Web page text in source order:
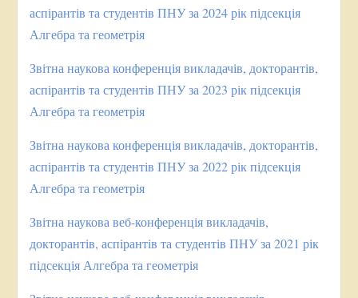
аспірантів та студентів ПНУ за 2024 рік підсекція
Алгебра та геометрія
Звітна наукова конференція викладачів, докторантів,
аспірантів та студентів ПНУ за 2023 рік підсекція
Алгебра та геометрія
Звітна наукова конференція викладачів, докторантів,
аспірантів та студентів ПНУ за 2022 рік підсекція
Алгебра та геометрія
Звітна наукова веб-конференція викладачів,
докторантів, аспірантів та студентів ПНУ за 2021 рік
підсекція Алгебра та геометрія